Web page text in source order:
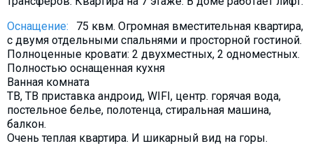
Оснащение:
75 квм. Огромная вместительная квартира,
с двумя отдельными спальнями и просторной гостиной.
Полноценные кровати: 2 двухместных, 2 одноместных.
Полностью оснащенная кухня
Ванная комната
ТВ, ТВ приставка андроид, WIFI, центр. горячая вода,
постельное белье, полотенца, стиральная машина,
балкон.
Очень теплая квартира. И шикарный вид на горы.
ГРУЗИЯ
О Грузии
Визы и Документы
Что пить?
Деньги
Мобильная связь
Галерея